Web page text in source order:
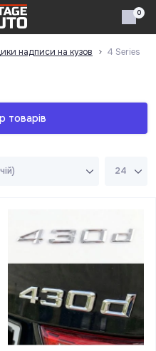
0
надписи на кузов 4 Series
товарів